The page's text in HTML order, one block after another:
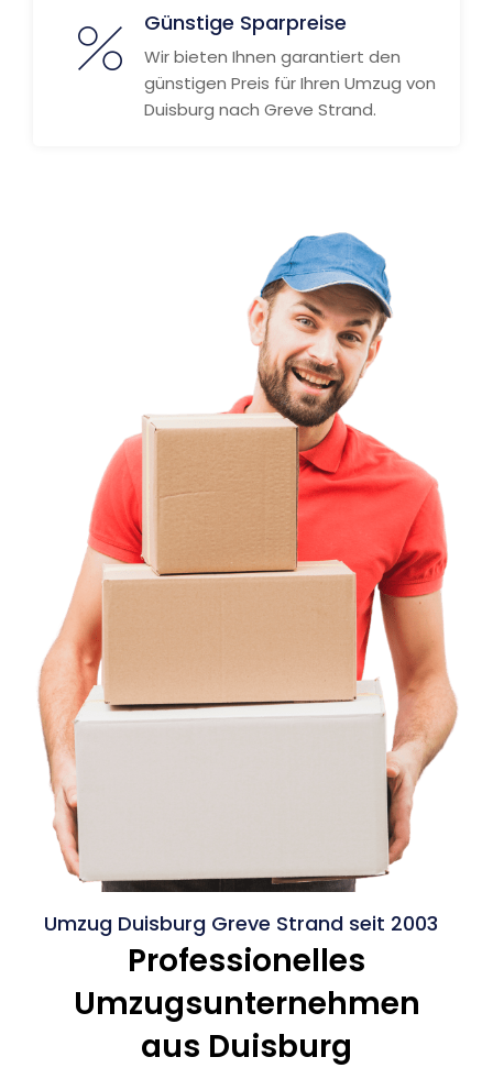
Günstige Sparpreise
Wir bieten Ihnen garantiert den
günstigen Preis für Ihren Umzug von
Duisburg nach Greve Strand.
Umzug Duisburg Greve Strand seit 2003
Professionelles
Umzugsunternehmen
aus Duisburg